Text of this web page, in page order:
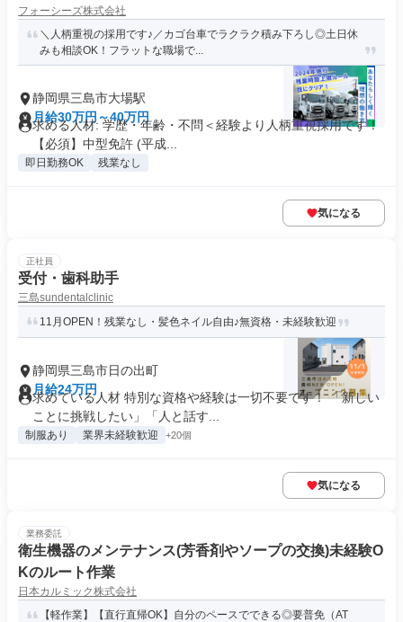
フォーシーズ株式会社
＼人柄重視の採用です♪／カゴ台車でラクラク積み下ろし◎土日休
みも相談OK！フラットな職場で...
静岡県三島市大場駅
月給30万円～40万円
求める人材: 学歴・年齢・不問＜経験より人柄重視採用です！
【必須】中型免許 (平成...
即日勤務OK 残業なし
気になる
正社員
受付・歯科助手
三島sundentalclinic
11月OPEN！残業なし・髪色ネイル自由♪無資格・未経験歓迎
静岡県三島市日の出町
月給24万円
求めている人材 特別な資格や経験は一切不要です！ 「新しい
ことに挑戦したい」「人と話す...
制服あり 業界未経験歓迎 +20個
気になる
業務委託
衛生機器のメンテナンス(芳香剤やソープの交換)未経験O
Kのルート作業
日本カルミック株式会社
【軽作業】【直行直帰OK】自分のペースでできる◎要普免（AT